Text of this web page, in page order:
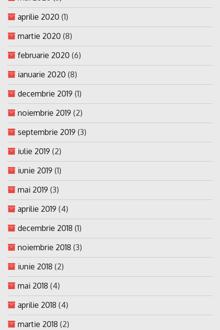
aprilie 2020 (1)
martie 2020 (8)
februarie 2020 (6)
ianuarie 2020 (8)
decembrie 2019 (1)
noiembrie 2019 (2)
septembrie 2019 (3)
iulie 2019 (2)
iunie 2019 (1)
mai 2019 (3)
aprilie 2019 (4)
decembrie 2018 (1)
noiembrie 2018 (3)
iunie 2018 (2)
mai 2018 (4)
aprilie 2018 (4)
martie 2018 (2)